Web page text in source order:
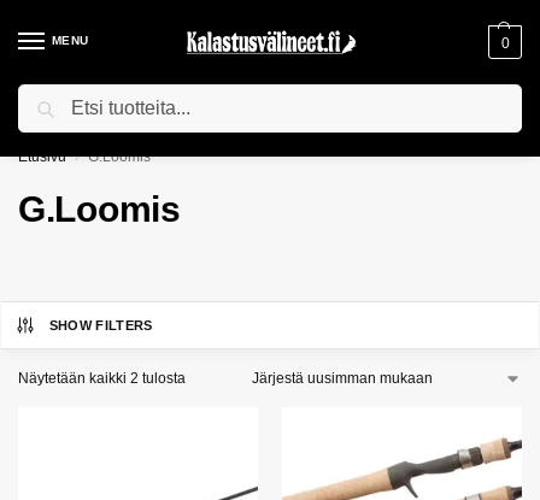
MENU 0
ILMAINEN TOIMITUS YLI 75€ TILAUKSILLE!
Etusivu / G.Loomis
G.Loomis
SHOW FILTERS
Näytetään kaikki 2 tulosta